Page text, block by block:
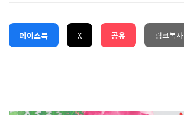
츠기
페이스북 X 공유 링크복사